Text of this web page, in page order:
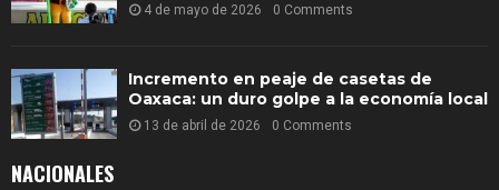
4 de mayo de 2026 0 Comments
Incremento en peaje de casetas de
Oaxaca: un duro golpe a la economía local
13 de abril de 2026 0 Comments
NACIONALES